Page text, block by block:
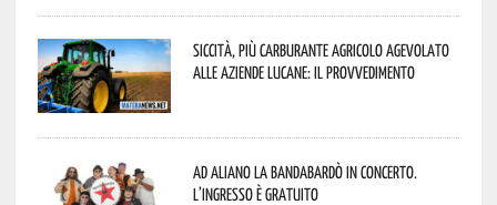
Siccità, più carburante agricolo agevolato
alle aziende lucane: il provvedimento
Ad Aliano la Bandabardò in concerto.
L’ingresso è gratuito